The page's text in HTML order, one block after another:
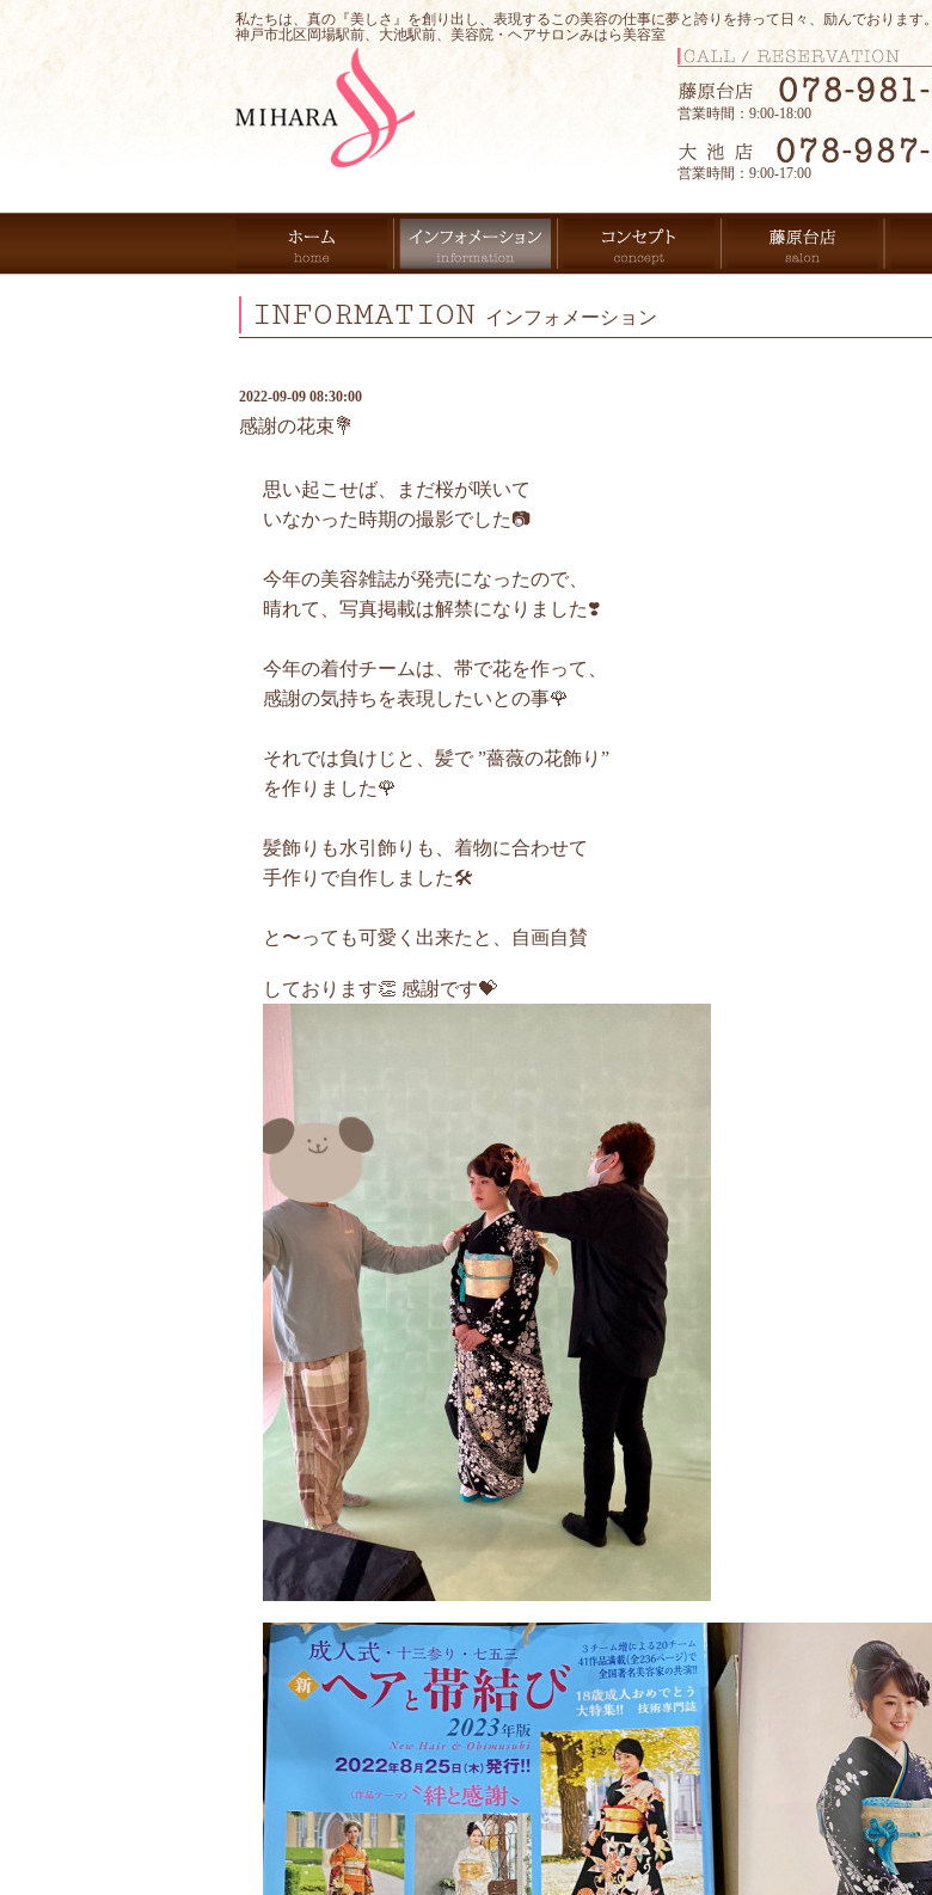
私たちは、真の『美しさ』を創り出し、表現するこの美容の仕事に夢と誇りを持って日々、励んでおります。
神戸市北区岡場駅前、大池駅前、美容院・ヘアサロンみはら美容室
営業時間：9:00-18:00
営業時間：9:00-17:00
INFORMATION インフォメーション
2022-09-09 08:30:00
感謝の花束💐
思い起こせば、まだ桜が咲いて
いなかった時期の撮影でした📷
今年の美容雑誌が発売になったので、
晴れて、写真掲載は解禁になりました❣️
今年の着付チームは、帯で花を作って、
感謝の気持ちを表現したいとの事🌹
それでは負けじと、髪で ”薔薇の花飾り”
を作りました🌹
髪飾りも水引飾りも、着物に合わせて
手作りで自作しました🛠
と〜っても可愛く出来たと、自画自賛
しております👏 感謝です💝